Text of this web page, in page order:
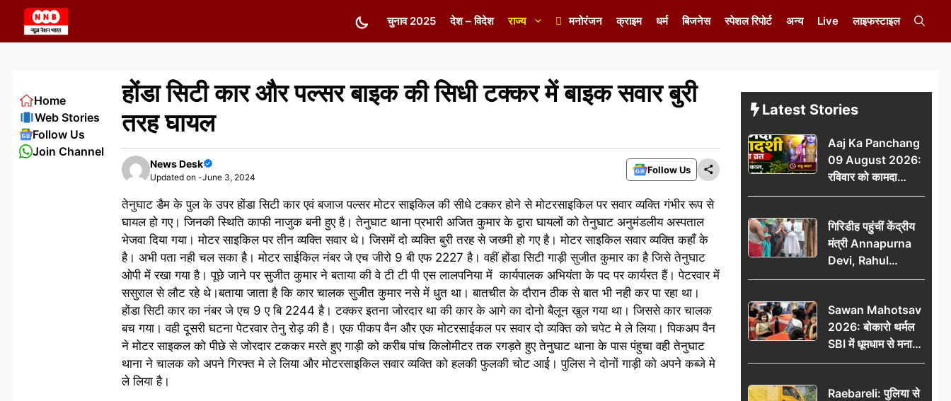
content
चुनाव 2025 देश – विदेश राज्य मनोरंजन क्राइम धर्म बिजनेस स्पेशल रिपोर्ट अन्य Live लाइफस्टाइल
होंडा सिटी कार और पल्सर बाइक की सिधी टक्कर में बाइक सवार बुरी
तरह घायल
News Desk
Updated on -June 3, 2024
Follow Us
तेनुघाट डैम के पुल के उपर होंडा सिटी कार एवं बजाज पल्सर मोटर साइकिल की सीधे टक्कर होने से मोटरसाइकिल पर सवार व्यक्ति गंभीर रूप से
घायल हो गए। जिनकी स्थिति काफी नाजुक बनी हुए है। तेनुघाट थाना प्रभारी अजित कुमार के द्वारा घायलों को तेनुघाट अनुमंडलीय अस्पताल
भेजवा दिया गया। मोटर साइकिल पर तीन व्यक्ति सवार थे। जिसमें दो व्यक्ति बुरी तरह से जख्मी हो गए है। मोटर साइकिल सवार व्यक्ति कहाँ के
है। अभी पता नही चल सका है। मोटर साईकिल नंबर जे एच जीरो 9 बी एफ 2227 है। वहीं होंडा सिटी गाड़ी सुजीत कुमार का है जिसे तेनुघाट
ओपी में रखा गया है। पूछे जाने पर सुजीत कुमार ने बताया की वे टी टी पी एस लालपनिया में कार्यपालक अभियंता के पद पर कार्यरत हैं। पेटरवार में
ससुराल से लौट रहे थे।बताया जाता है कि कार चालक सुजीत कुमार नसे में धुत था। बातचीत के दौरान ठीक से बात भी नही कर पा रहा था।
होंडा सिटी कार का नंबर जे एच 9 ए बि 2244 है। टक्कर इतना जोरदार था की कार के आगे का दोनो बैलून खुल गया था। जिससे कार चालक
बच गया। वही दूसरी घटना पेटरवार तेनु रोड़ की है। एक पीकप वैन और एक मोटरसाईकल पर सवार दो व्यक्ति को चपेट मे ले लिया। पिकअप वैन
ने मोटर साइकल को पीछे से जोरदार टककर मरते हुए गाड़ी को करीब पांच किलोमीटर तक रगड़ते हुए तेनुघाट थाना के पास पंहुचा वही तेनुघाट
थाना ने चालक को अपने गिरफ्त मे ले लिया और मोटरसाइकिल सवार व्यक्ति को हलकी फुलकी चोट आई। पुलिस ने दोनों गाड़ी को अपने कब्जे मे
ले लिया है।
Home
Web Stories
Follow Us
Join Channel
Latest Stories
Aaj Ka Panchang
09 August 2026:
रविवार को कामदा
एकादशी का व्रत, जानें
और शुभ समय
गिरिडीह पहुंचीं केंद्रीय
मंत्री Annapurna
Devi, Rahul
Gandhi पर साधा
आंदोलन को लेकर
सरकार पर हमला
Sawan Mahotsav
2026: बोकारो थर्मल
SBI में धूमधाम से मना
सावन महोत्सव
Raebareli: पुलिया से